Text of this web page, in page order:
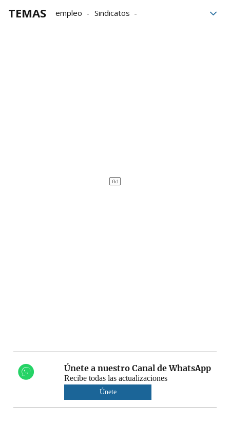
TEMAS empleo
Sindicatos
Únete a nuestro Canal de WhatsApp
Recibe todas las actualizaciones
Únete